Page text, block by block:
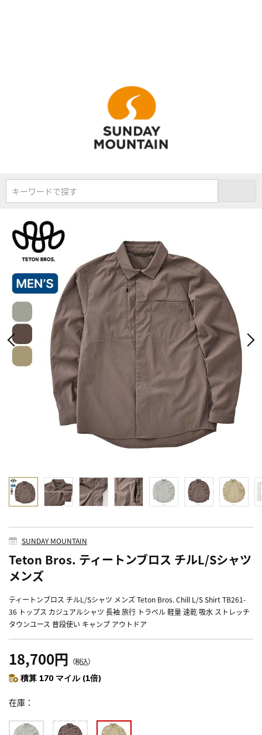
キーワードで探す
SUNDAY MOUNTAIN
Teton Bros. ティートンブロス チルL/Sシャツ
メンズ
ティートンブロス チルL/Sシャツ メンズ Teton Bros. Chill L/S Shirt TB261-
36 トップス カジュアルシャツ 長袖 旅行 トラベル 軽量 速乾 吸水 ストレッチ
タウンユース 普段使い キャンプ アウトドア
18,700円 （税込）
積算 170 マイル (1倍)
在庫